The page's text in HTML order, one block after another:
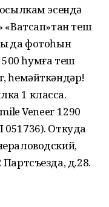
эсендә
«Ватсап»тан теш
да фотоһын
500 һумға теш
һемәйткәндәр!
1 класса.
Veneer 1290
Откуда
д.28.